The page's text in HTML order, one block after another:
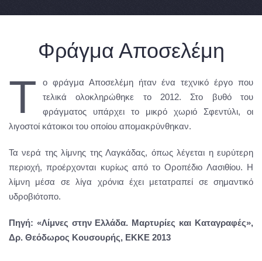
Φράγμα Αποσελέμη
Τ
ο φράγμα Αποσελέμη ήταν ένα τεχνικό έργο που
τελικά ολοκληρώθηκε το 2012. Στο βυθό του
φράγματος υπάρχει το μικρό χωριό Σφεντύλι, οι
λιγοστοί κάτοικοι του οποίου απομακρύνθηκαν.
Τα νερά της λίμνης της Λαγκάδας, όπως λέγεται η ευρύτερη
περιοχή, προέρχονται κυρίως από το Οροπέδιο Λασιθίου. Η
λίμνη μέσα σε λίγα χρόνια έχει μετατραπεί σε σημαντικό
υδροβιότοπο.
Πηγή: «Λίμνες στην Ελλάδα. Μαρτυρίες και Καταγραφές»,
Δρ. Θεόδωρος Κουσουρής, ΕΚΚΕ 2013